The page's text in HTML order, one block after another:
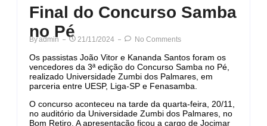
Final do Concurso Samba
no Pé
ByAdmin 21/11/2024 No Comments
Os passistas João Vitor e Kananda Santos foram os
vencedores da 3ª edição do Concurso Samba no Pé,
realizado Universidade Zumbi dos Palmares, em
parceria entre UESP, Liga-SP e Fenasamba.
O concurso aconteceu na tarde da quarta-feira, 20/11,
no auditório da Universidade Zumbi dos Palmares, no
Bom Retiro. A apresentação ficou a cargo de Jocimar